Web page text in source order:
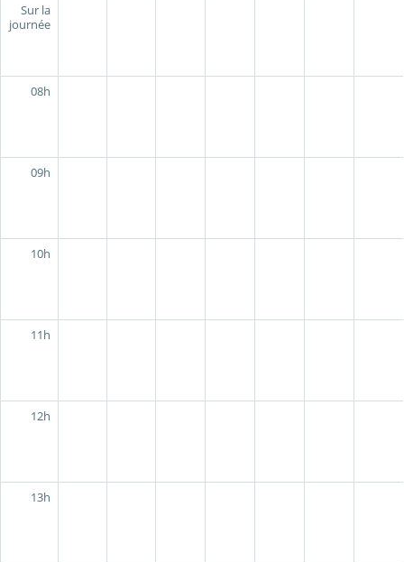
Sur la
journée
08h
09h
10h
11h
12h
13h